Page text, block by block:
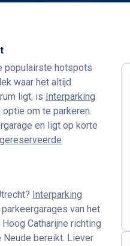
populairste hotspots
waar het altijd
ligt, is Interparking
om te parkeren.
en ligt op korte
Interparking
van het
Catharijne richting
Neude bereikt. Liever